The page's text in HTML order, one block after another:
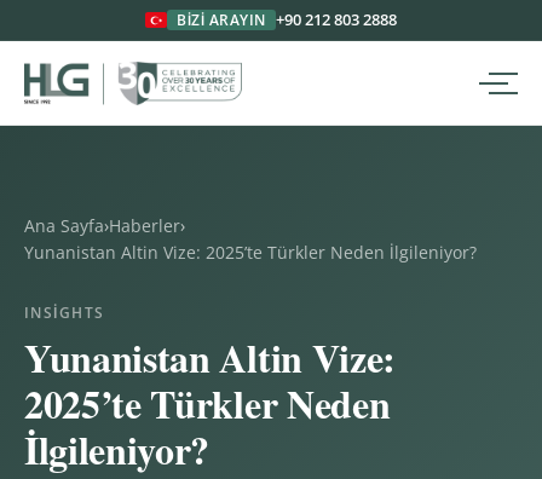
BIZI ARAYIN +90 212 803 2888
Ana Sayfa›Haberler›
Yunanistan Altin Vize: 2025’te Türkler Neden İlgileniyor?
INSIGHTS
Yunanistan Altin Vize:
2025’te Türkler Neden
İlgileniyor?